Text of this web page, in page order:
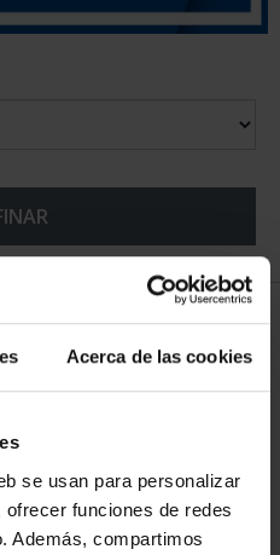
Acerca de las cookies
se usan para personalizar
funciones de redes
Además, compartimos